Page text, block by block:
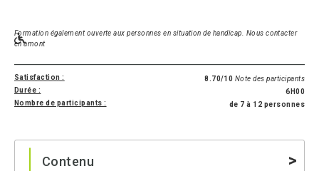
Formation également ouverte aux personnes en situation de handicap. Nous contacter
en amont
Satisfaction : 8.70/10 Note des participants
Durée :
6H00
Nombre de participants :
de 7 à 12 personnes
Contenu